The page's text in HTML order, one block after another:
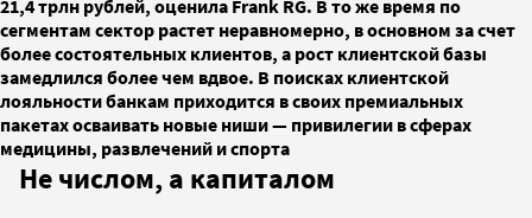
21,4 трлн рублей, оценила Frank RG. В то же время по
сегментам сектор растет неравномерно, в основном за счет
более состоятельных клиентов, а рост клиентской базы
замедлился более чем вдвое. В поисках клиентской
лояльности банкам приходится в своих премиальных
пакетах осваивать новые ниши — привилегии в сферах
медицины, развлечений и спорта
Не числом, а капиталом